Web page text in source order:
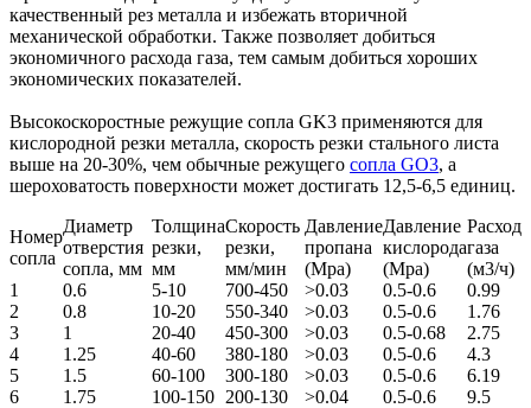
качественный рез металла и избежать вторичной
механической обработки. Также позволяет добиться
экономичного расхода газа, тем самым добиться хороших
экономических показателей.
Высокоскоростные режущие сопла GK3 применяются для
кислородной резки металла, скорость резки стального листа
выше на 20-30%, чем обычные режущего сопла GO3, а
шероховатость поверхности может достигать 12,5-6,5 единиц.
Номер
сопла
Диаметр
отверстия
сопла, мм
Толщина
резки,
мм
Скорость
резки,
мм/мин
Давление
пропана
(Mpa)
Давление
кислорода
(Mpa)
Расход
газа
(м3/ч)
1
0.6 5-10 700-450 >0.03 0.5-0.6
0.99
2
0.8 10-20 550-340 >0.03 0.5-0.6
1.76
3
1 20-40 450-300 >0.03 0.5-0.68
2.75
4
1.25 40-60 380-180 >0.03 0.5-0.6
4.3
5
1.5 60-100 300-180 >0.03 0.5-0.6
6.19
6
1.75 100-150 200-130 >0.04 0.5-0.6 9.5